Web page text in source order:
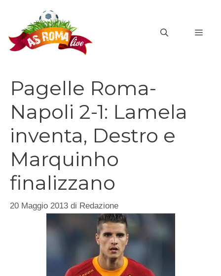
contenuto
Pagelle Roma-
Napoli 2-1: Lamela
inventa, Destro e
Marquinho
finalizzano
20 Maggio 2013 di Redazione